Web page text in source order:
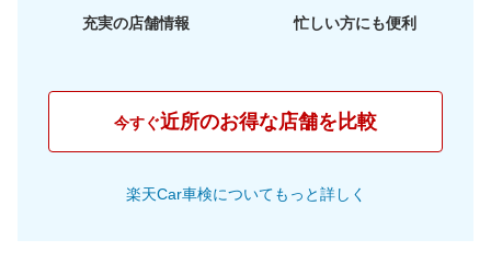
充実の店舗情報 忙しい方にも便利
今すぐ近所のお得な店舗を比較
楽天Car車検についてもっと詳しく